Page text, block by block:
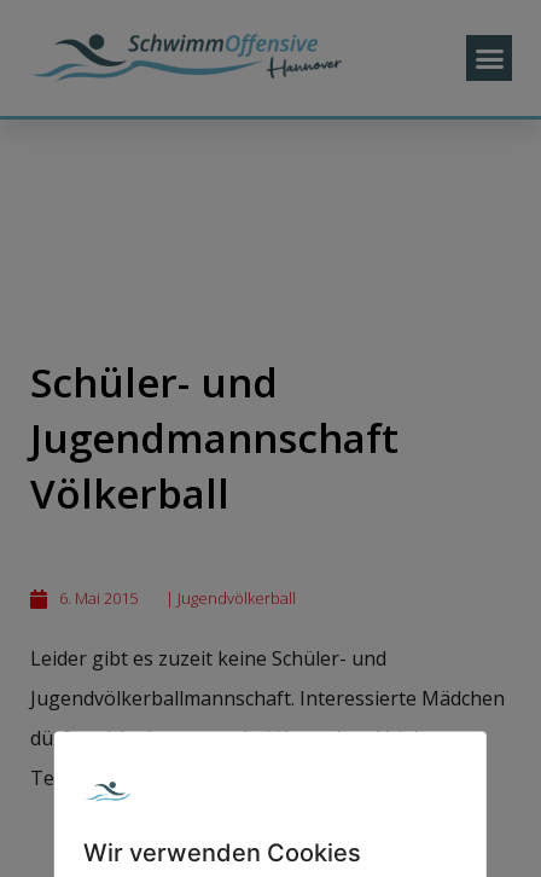
Schüler- und
Jugendmannschaft
Völkerball
6. Mai 2015 | Jugendvölkerball
Leider gibt es zuzeit keine Schüler- und
Jugendvölkerballmannschaft. Interessierte Mädchen
dürfen sich aber gerne bei Hannelore Vrielmann
Tel. 05921/14102 melden.
Wir verwenden Cookies